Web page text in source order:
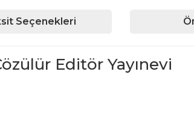
Seçenekleri
Editör Yayınevi